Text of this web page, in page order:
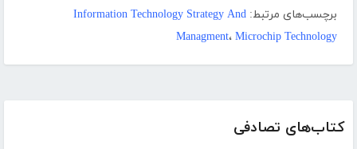
کتاب‌های تصادفی
برچسب‌های مرتبط: Information Technology Strategy And
Managment، Microchip Technology